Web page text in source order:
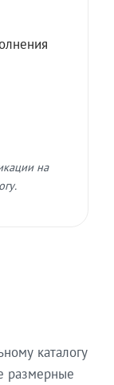
на
каталогу
размерные